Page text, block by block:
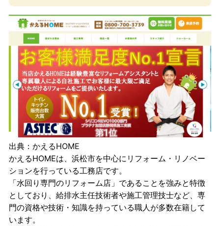
出典： かえるHOME
かえるHOMEは、浜松市を中心にリフォーム・リノベー
ションを行っている工務店です。
「水回り専門のリフォーム店」であることを強みと特徴
としており、給排水主任技術者や施工管理技士など、専
門の資格や技術・知識を持っている職人が多数在籍して
います。